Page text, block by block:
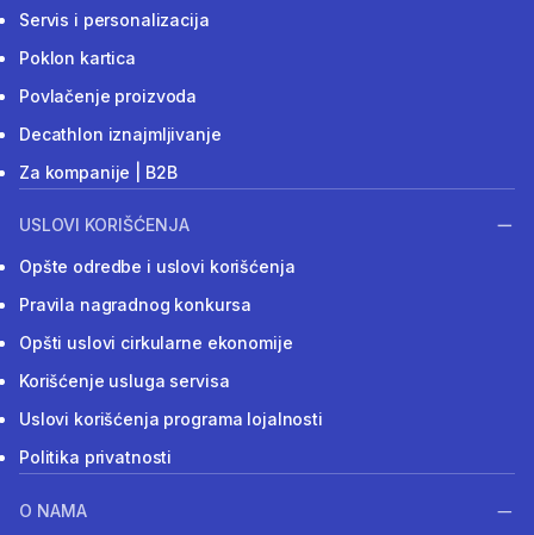
Servis i personalizacija
Poklon kartica
Povlačenje proizvoda
Decathlon iznajmljivanje
Za kompanije | B2B
USLOVI KORIŠĆENJA
Opšte odredbe i uslovi korišćenja
Pravila nagradnog konkursa
Opšti uslovi cirkularne ekonomije
Korišćenje usluga servisa
Uslovi korišćenja programa lojalnosti
Politika privatnosti
O NAMA